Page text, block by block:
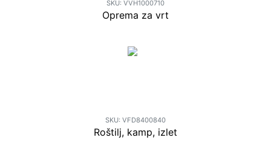
SKU: VVH1000710
Oprema za vrt
SKU: VFD8400840
Roštilj, kamp, izlet